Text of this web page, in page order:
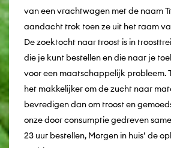
van een vrachtwagen met de naam
aandacht trok toen ze uit het raam
De zoektocht naar troost is in
die je kunt bestellen en die naar je
voor een maatschappelijk probleem.
het makkelijker om de zucht naar
bevredigen dan om troost en
onze door consumptie gedreven
23 uur bestellen, Morgen in huis’ de